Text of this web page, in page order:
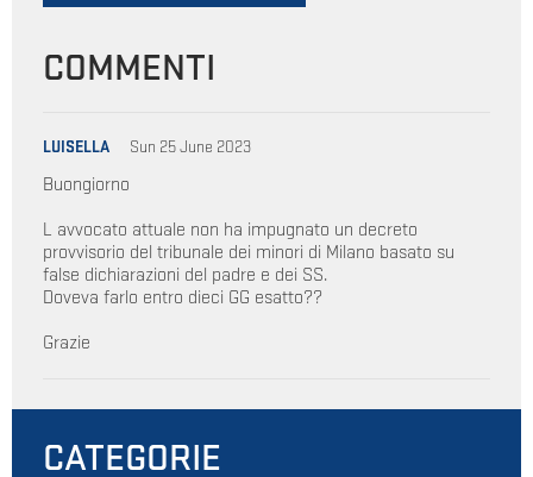
COMMENTI
LUISELLA Sun 25 June 2023
Buongiorno
L avvocato attuale non ha impugnato un decreto
provvisorio del tribunale dei minori di Milano basato su
false dichiarazioni del padre e dei SS.
Doveva farlo entro dieci GG esatto??
Grazie
CATEGORIE